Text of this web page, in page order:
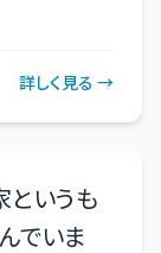
詳しく見る →
いうも
でいま